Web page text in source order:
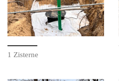
1 Zisterne